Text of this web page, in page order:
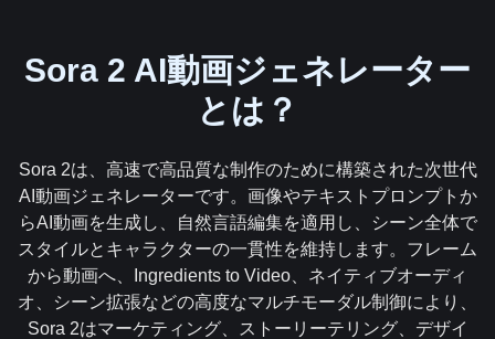
Sora 2 AI動画ジェネレーター
とは？
Sora 2は、高速で高品質な制作のために構築された次世代
AI動画ジェネレーターです。画像やテキストプロンプトか
らAI動画を生成し、自然言語編集を適用し、シーン全体で
スタイルとキャラクターの一貫性を維持します。フレーム
から動画へ、Ingredients to Video、ネイティブオーディ
オ、シーン拡張などの高度なマルチモーダル制御により、
Sora 2はマーケティング、ストーリーテリング、デザイ